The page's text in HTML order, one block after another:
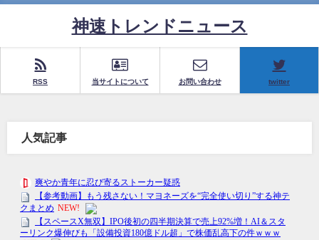
神速トレンドニュース
RSS 当サイトについて お問い合わせ twitter
人気記事